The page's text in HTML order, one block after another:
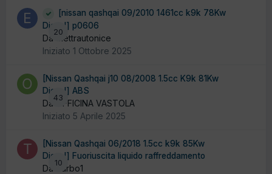
20
[nissan qashqai 09/2010 1461cc k9k 78Kw
Diesel] p0606
Da elettrautonice
Iniziato 1 Ottobre 2025
43
[Nissan Qashqai j10 08/2008 1.5cc K9k 81Kw
Diesel] ABS
Da OFFICINA VASTOLA
Iniziato 5 Aprile 2025
10
[Nissan Qashqai 06/2018 1.5cc k9k 85Kw
Diesel] Fuoriuscita liquido raffreddamento
Da Turbo1